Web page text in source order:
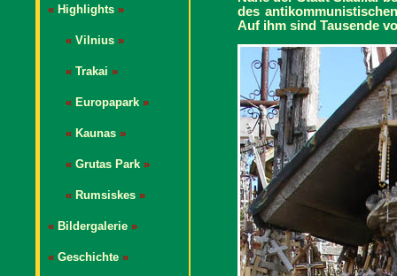
« Highlights »
« Vilnius »
« Trakai »
« Europapark »
« Kaunas »
« Grutas Park »
« Rumsiskes »
« Bildergalerie »
« Geschichte »
des
Auf ihm sind Tausende